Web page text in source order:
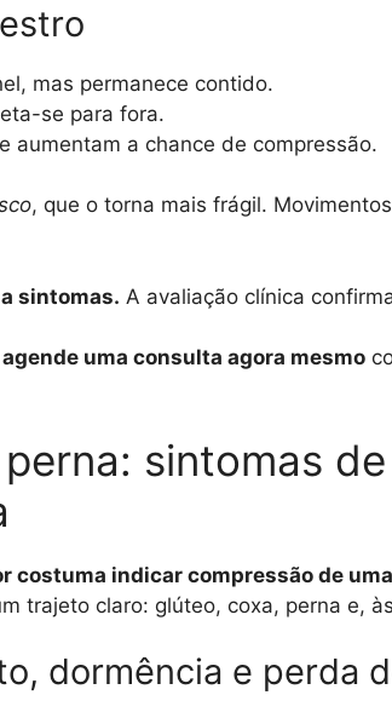
mas permanece contido.
se para fora.
aumentam a chance de compressão.
, que o torna mais frágil.
sintomas. A avaliação clínica
agende uma consulta agora mesmo
sintomas
costuma indicar compressão de
trajeto claro: glúteo, coxa, perna e,
dormência e perda